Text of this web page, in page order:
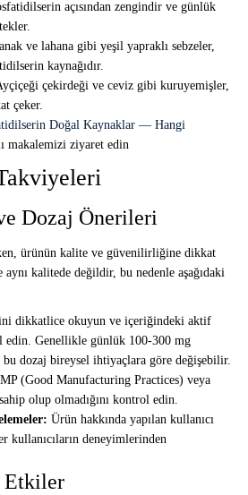
açısından zengindir ve günlük
ve lahana gibi yeşil yapraklı sebzeler,
kaynağıdır.
çekirdeği ve ceviz gibi kuruyemişler,
çeker.
Doğal Kaynaklar — Hangi
makalemizi ziyaret edin
Dozaj Önerileri
ürünün kalite ve güvenilirliğine dikkat
kalitede değildir, bu nedenle aşağıdaki
dikkatlice okuyun ve içeriğindeki aktif
edin. Genellikle günlük 100-300 mg
dozaj bireysel ihtiyaçlara göre değişebilir.
(Good Manufacturing Practices) veya
olup olmadığını kontrol edin.
Ürün hakkında yapılan kullanıcı
kullanıcıların deneyimlerinden
Etkiler